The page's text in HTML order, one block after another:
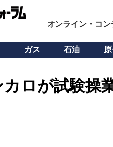
オンライン・コン
ガス 石油
カロが試験操